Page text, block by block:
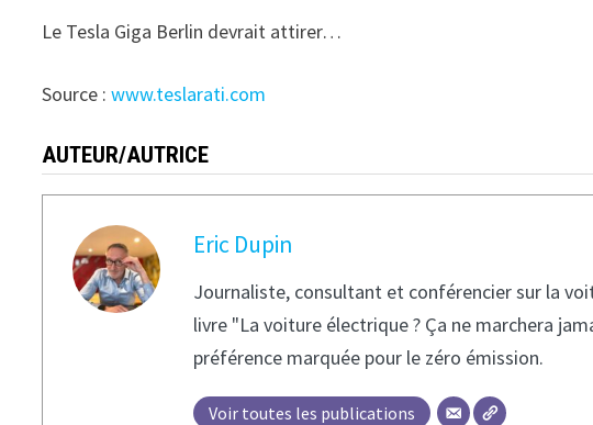
Le Tesla Giga Berlin devrait attirer…
Source :www.teslarati.com
AUTEUR/AUTRICE
Eric Dupin
Journaliste, consultant et conférencier sur la
livre "La voiture électrique ? Ça ne marchera
préférence marquée pour le zéro émission.
Voir toutes les publications